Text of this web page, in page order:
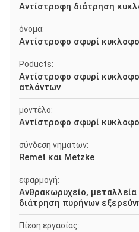
Αντίστροφη διάτρηση
όνομα:
Αντίστροφο σφυρί
Poducts:
Αντίστροφο σφυρί
ατλάντων
μοντέλο:
Αντίστροφο σφυρί
σύνδεση νημάτων:
Remet και Metzke
εφαρμογή:
Ανθρακωρυχείο,
διάτρηση πυρήνων
Πίεση εργασίας: